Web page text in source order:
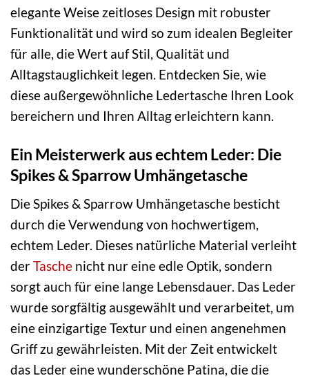
elegante Weise zeitloses Design mit robuster
Funktionalität und wird so zum idealen Begleiter
für alle, die Wert auf Stil, Qualität und
Alltagstauglichkeit legen. Entdecken Sie, wie
diese außergewöhnliche Ledertasche Ihren Look
bereichern und Ihren Alltag erleichtern kann.
Ein Meisterwerk aus echtem Leder: Die
Spikes & Sparrow Umhängetasche
Die Spikes & Sparrow Umhängetasche besticht
durch die Verwendung von hochwertigem,
echtem Leder. Dieses natürliche Material verleiht
derTasche nicht nur eine edle Optik, sondern
sorgt auch für eine lange Lebensdauer. Das Leder
wurde sorgfältig ausgewählt und verarbeitet, um
eine einzigartige Textur und einen angenehmen
Griff zu gewährleisten. Mit der Zeit entwickelt
das Leder eine wunderschöne Patina, die die